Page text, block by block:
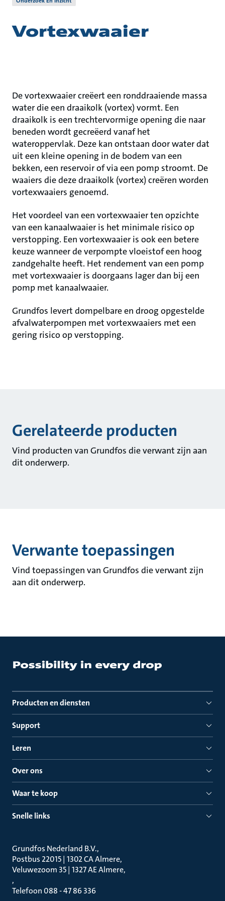
Vortexwaaier
De vortexwaaier creëert een ronddraaiende massa
water die een draaikolk (vortex) vormt. Een
draaikolk is een trechtervormige opening die naar
beneden wordt gecreëerd vanaf het
wateroppervlak. Deze kan ontstaan door water dat
uit een kleine opening in de bodem van een
bekken, een reservoir of via een pomp stroomt. De
waaiers die deze draaikolk (vortex) creëren worden
vortexwaaiers genoemd.
Het voordeel van een vortexwaaier ten opzichte
van een kanaalwaaier is het minimale risico op
verstopping. Een vortexwaaier is ook een betere
keuze wanneer de verpompte vloeistof een hoog
zandgehalte heeft. Het rendement van een pomp
met vortexwaaier is doorgaans lager dan bij een
pomp met kanaalwaaier.
Grundfos levert dompelbare en droog opgestelde
afvalwaterpompen met vortexwaaiers met een
gering risico op verstopping.
Gerelateerde producten
Vind producten van Grundfos die verwant zijn aan
dit onderwerp.
Verwante toepassingen
Vind toepassingen van Grundfos die verwant zijn
aan dit onderwerp.
Producten en diensten
Support
Leren
Over ons
Waar te koop
Snelle links
Grundfos Nederland B.V.
Postbus 22015 | 1302 CA Almere
Veluwezoom 35 | 1327 AE Almere
Telefoon 088 - 47 86 336